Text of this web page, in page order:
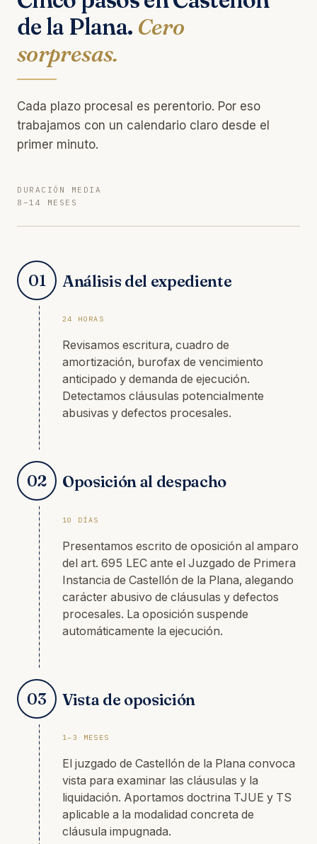
de la Plana. Cero
sorpresas.
Cada plazo procesal es perentorio. Por eso
trabajamos con un calendario claro desde el
primer minuto.
DURACIÓN MEDIA
8–14 MESES
01 Análisis del expediente
24 HORAS
Revisamos escritura, cuadro de
amortización, burofax de vencimiento
anticipado y demanda de ejecución.
Detectamos cláusulas potencialmente
abusivas y defectos procesales.
02 Oposición al despacho
10 DÍAS
Presentamos escrito de oposición al amparo
del art. 695 LEC ante el Juzgado de Primera
Instancia de Castellón de la Plana, alegando
carácter abusivo de cláusulas y defectos
procesales. La oposición suspende
automáticamente la ejecución.
03 Vista de oposición
1–3 MESES
El juzgado de Castellón de la Plana convoca
vista para examinar las cláusulas y la
liquidación. Aportamos doctrina TJUE y TS
aplicable a la modalidad concreta de
cláusula impugnada.